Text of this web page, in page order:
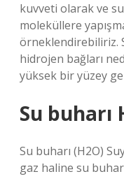
kuvveti olarak ve su
moleküllere
örneklendirebiliriz.
hidrojen bağları
yüksek bir yüzey
Su buharı
Su buharı (H2O)
gaz haline su